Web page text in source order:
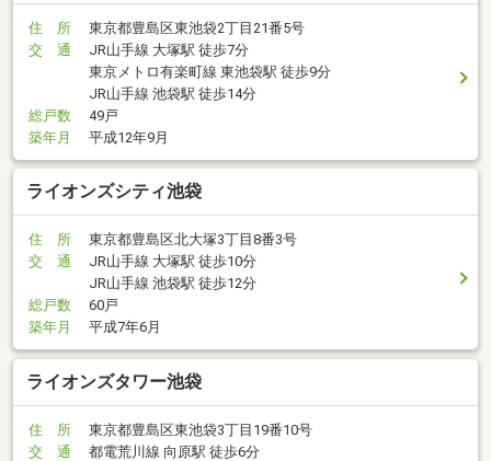
住 所
東京都豊島区東池袋2丁目21番5号
交 通
JR山手線 大塚駅 徒歩7分
東京メトロ有楽町線 東池袋駅 徒歩9分
JR山手線 池袋駅 徒歩14分
総戸数
49戸
築年月
平成12年9月
ライオンズシティ池袋
住 所
東京都豊島区北大塚3丁目8番3号
交 通
JR山手線 大塚駅 徒歩10分
JR山手線 池袋駅 徒歩12分
総戸数
60戸
築年月
平成7年6月
ライオンズタワー池袋
住 所
東京都豊島区東池袋3丁目19番10号
交 通
都電荒川線 向原駅 徒歩6分